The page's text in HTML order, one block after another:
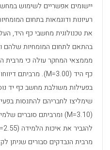
יישומים אפשריים לשימוש
רעיונות ודוגמאות בתחום
את טכנולוגית מחשבי כף היד,
בהתאם לתחום המומחיות שלהם
מממצאי המחקר עולה כי מרבית
כף היד (M=3.00). מרביתם
בפעילות משולבת מחשב כף יד
שימליצו לחבריהם להתנסות
(
M=3.10) ומרביתם סוברים
להגביר את איכות הלמידה (
מרבית הנבדקים סבורים שניתן